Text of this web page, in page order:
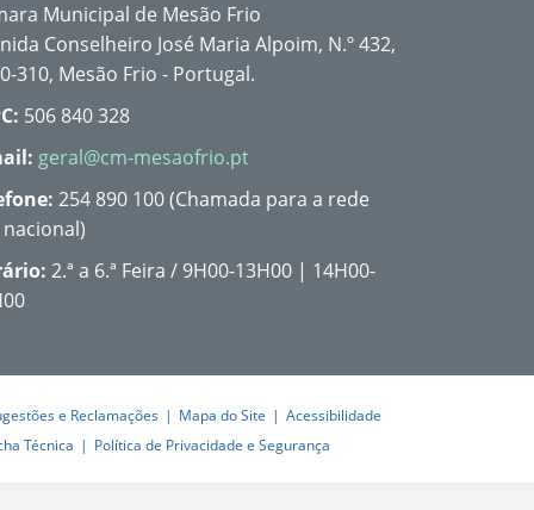
Municipal de Mesão Frio
Conselheiro José Maria Alpoim, N.º 432,
310, Mesão Frio - Portugal.
506 840 328
geral@cm-mesaofrio.pt
254 890 100 (Chamada para a rede
2.ª a 6.ª Feira / 9H00-13H00 | 14H00-
e Reclamações Mapa do Site
Acessibilidade
Técnica
Política de Privacidade e Segurança